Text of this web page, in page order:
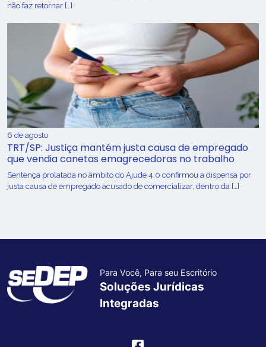
não faz retornar […]
6 de agosto
TRT/SP: Justiça mantém justa causa de empregado
que vendia canetas emagrecedoras no trabalho
Sentença prolatada no âmbito do Ajude 4.0 confirmou a dispensa por
justa causa de empregado acusado de comercializar, dentro da […]
Para Você, Para seu Escritório
Soluções Jurídicas
Integradas